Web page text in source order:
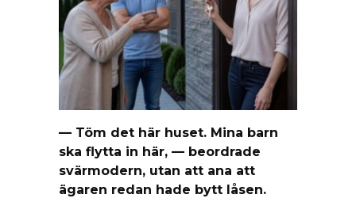
— Töm det här huset. Mina barn
ska flytta in här, — beordrade
svärmodern, utan att ana att
ägaren redan hade bytt låsen.